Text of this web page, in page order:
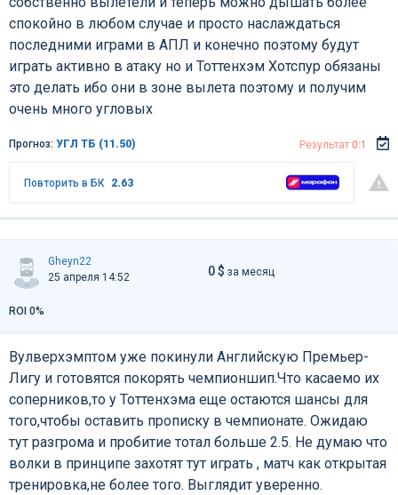
спокойно в любом случае и просто наслаждаться
последними играми в АПЛ и конечно поэтому будут
играть активно в атаку но и Тоттенхэм Хотспур обязаны
это делать ибо они в зоне вылета поэтому и получим
очень много угловых
Прогноз: УГЛ ТБ (11.50) Результат 0:1
Повторить в БК 2.63
Gheyn22
25 апреля 14:52
0 $ за месяц
ROI 0%
Вулверхэмптом уже покинули Английскую Премьер-
Лигу и готовятся покорять чемпионшип.Что касаемо их
соперников,то у Тоттенхэма еще остаются шансы для
того,чтобы оставить прописку в чемпионате. Ожидаю
тут разгрома и пробитие тотал больше 2.5. Не думаю что
волки в принципе захотят тут играть , матч как открытая
тренировка,не более того. Выглядит уверенно.